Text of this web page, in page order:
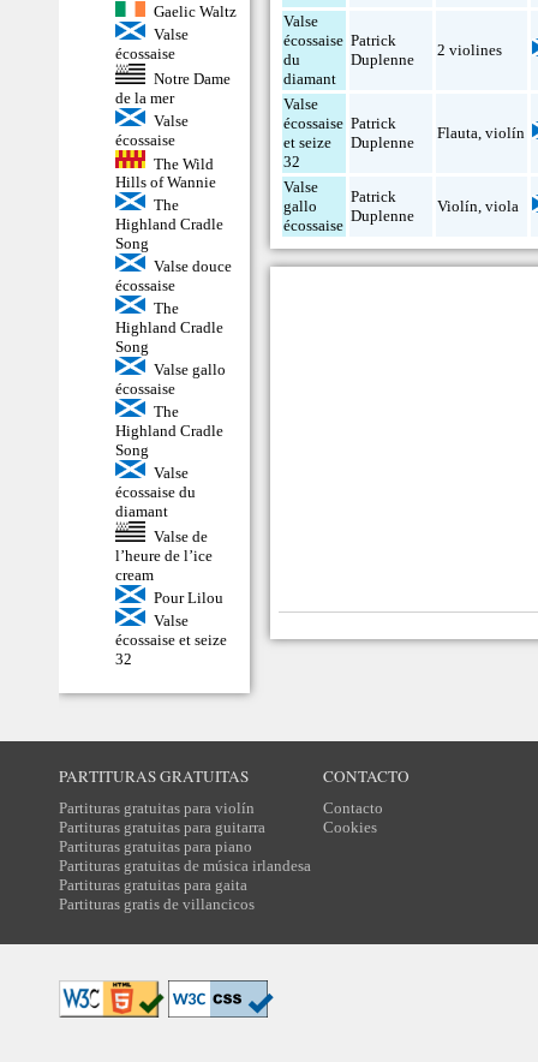
Gaelic Waltz
Valse
écossaise
Notre Dame
de la mer
Valse
écossaise
The Wild
Hills of Wannie
The
Highland Cradle
Song
Valse douce
écossaise
The
Highland Cradle
Song
Valse gallo
écossaise
The
Highland Cradle
Song
Valse
écossaise du
diamant
Valse de
l’heure de l’ice
cream
Pour Lilou
Valse
écossaise et seize
32
Valse
écossaise
du
diamant
Patrick
Duplenne
2 violines
Valse
écossaise
et seize
32
Patrick
Duplenne
Flauta,violín
Valse
gallo
écossaise
Patrick
Duplenne
Violín,viola
PARTITURAS GRATUITAS
Partituras gratuitas para violín
Partituras gratuitas para guitarra
Partituras gratuitas para piano
Partituras gratuitas de música irlandesa
Partituras gratuitas para gaita
Partituras gratis de villancicos
CONTACTO
Contacto
Cookies